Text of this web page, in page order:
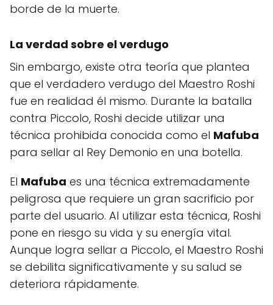
borde de la muerte.
La verdad sobre el verdugo
Sin embargo, existe otra teoría que plantea
que el verdadero verdugo del Maestro Roshi
fue en realidad él mismo. Durante la batalla
contra Piccolo, Roshi decide utilizar una
técnica prohibida conocida como el Mafuba
para sellar al Rey Demonio en una botella.
El Mafuba es una técnica extremadamente
peligrosa que requiere un gran sacrificio por
parte del usuario. Al utilizar esta técnica, Roshi
pone en riesgo su vida y su energía vital.
Aunque logra sellar a Piccolo, el Maestro Roshi
se debilita significativamente y su salud se
deteriora rápidamente.